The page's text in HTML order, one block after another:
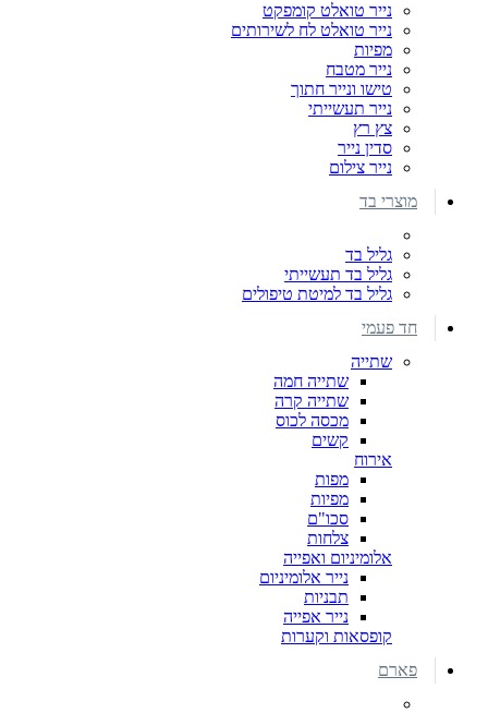
נייר טואלט קומפקט
נייר טואלט לח לשירותים
מפיות
נייר מטבח
טישו ונייר חתוך
נייר תעשייתי
צץ רץ
סדין נייר
נייר צילום
מוצרי בד
גליל בד
גליל בד תעשייתי
גליל בד למיטת טיפולים
חד פעמי
שתייה
שתייה חמה
שתייה קרה
מכסה לכוס
קשים
אירוח
מפות
מפיות
סכו"ם
צלחות
אלומיניום ואפייה
נייר אלומיניום
תבניות
נייר אפייה
קופסאות וקערות
פארם